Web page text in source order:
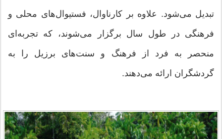
تبدیل می‌شود. علاوه بر کارناوال، فستیوال‌های محلی و
فرهنگی در طول سال برگزار می‌شوند، که تجربه‌ای
منحصر به فرد از فرهنگ و سنت‌های برزیل را به
گردشگران ارائه می‌دهند.